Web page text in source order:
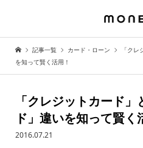
記事一覧 カード・ローン
「ク
を知って賢く活用！
「クレジットカード
ド」違いを知って賢く
2016.07.21